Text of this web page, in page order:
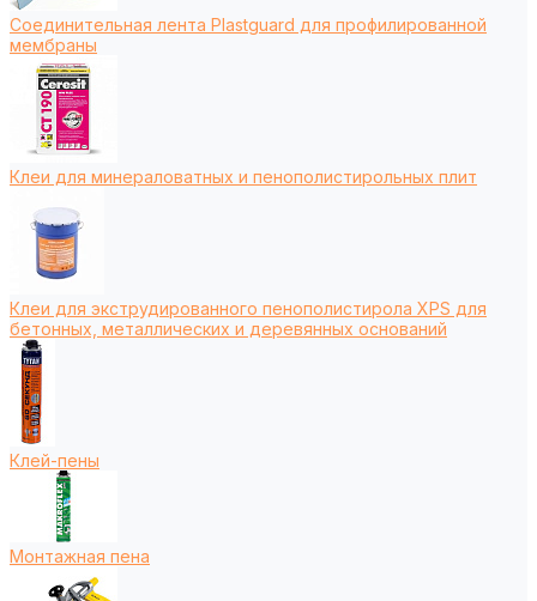
Соединительная лента Plastguard для профилированной
мембраны
Клеи для минераловатных и пенополистирольных плит
Клеи для экструдированного пенополистирола XPS для
бетонных, металлических и деревянных оснований
Клей-пены
Монтажная пена